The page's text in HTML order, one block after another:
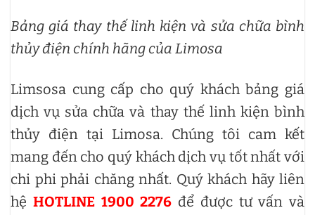
Bảng giá thay thế linh kiện và sửa chữa bình
thủy điện chính hãng của Limosa
Limsosa cung cấp cho quý khách bảng giá
dịch vụ sửa chữa và thay thế linh kiện bình
thủy điện tại Limosa. Chúng tôi cam kết
mang đến cho quý khách dịch vụ tốt nhất với
chi phi phải chăng nhất. Quý khách hãy liên
hệ HOTLINE 1900 2276 để được tư vấn và